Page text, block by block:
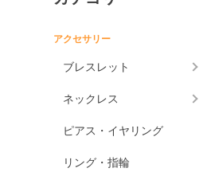
アクセサリー
ブレスレット
ネックレス
ピアス・イヤリング
リング・指輪